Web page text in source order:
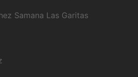
Samana Las Garitas